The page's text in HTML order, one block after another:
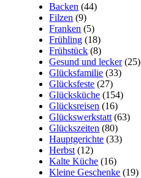
Backen (44)
Filzen (9)
Franken (5)
Frühling (18)
Frühstück (8)
Gesund und lecker(25)
Glücksfamilie (33)
Glücksfeste (27)
Glücksküche (154)
Glücksreisen (16)
Glückswerkstatt (63)
Glückszeiten (80)
Hauptgerichte (33)
Herbst (12)
Kalte Küche (16)
Kleine Geschenke (19)